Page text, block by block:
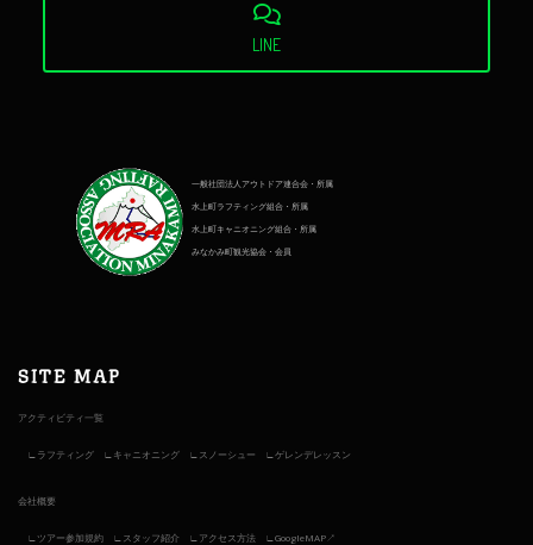
LINE
一般社団法人アウトドア連合会・所属
水上町ラフティング組合・所属
水上町キャニオニング組合・所属
みなかみ町観光協会・会員
SITE MAP
アクティビティ一覧
ラフティング キャニオニング スノーシュー ゲレンデレッスン
会社概要
ツアー参加規約 スタッフ紹介 アクセス方法 GoogleMAP↗︎